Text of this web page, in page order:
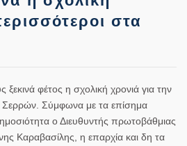
στα
ξεκινά φέτος η σχολική χρονιά για την
Σερρών. Σύμφωνα με τα επίσημα
ο Διευθυντής πρωτοβάθμιας
Καραβασίλης, η επαρχία και δη τα